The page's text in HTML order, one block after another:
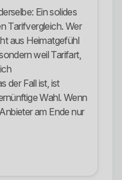
Ein solides
Tarifvergleich. Wer
aus Heimatgefühl
weil Tarifart,
der Fall ist, ist
Wahl. Wenn
am Ende nur